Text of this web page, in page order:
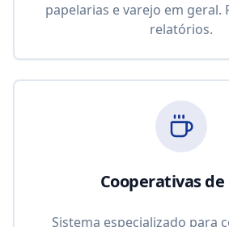
papelarias e varejo em geral.
relatórios.
Cooperativas de
Sistema especializado para